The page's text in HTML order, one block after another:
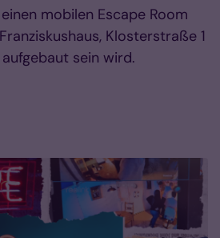
mobilen Escape Room
Klosterstraße 1
sein wird.